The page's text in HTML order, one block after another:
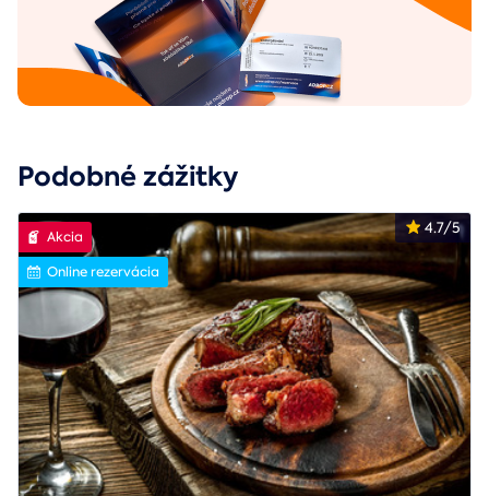
Podobné zážitky
4.7/5
Akcia
Online rezervácia